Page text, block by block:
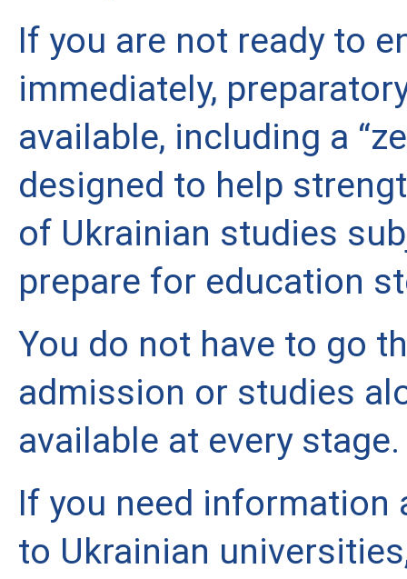
If you are not ready to
immediately,
available, including a
designed to help
of Ukrainian studies
prepare for education
You do not have to go
admission or studies
available at every stage.
If you need information
to Ukrainian